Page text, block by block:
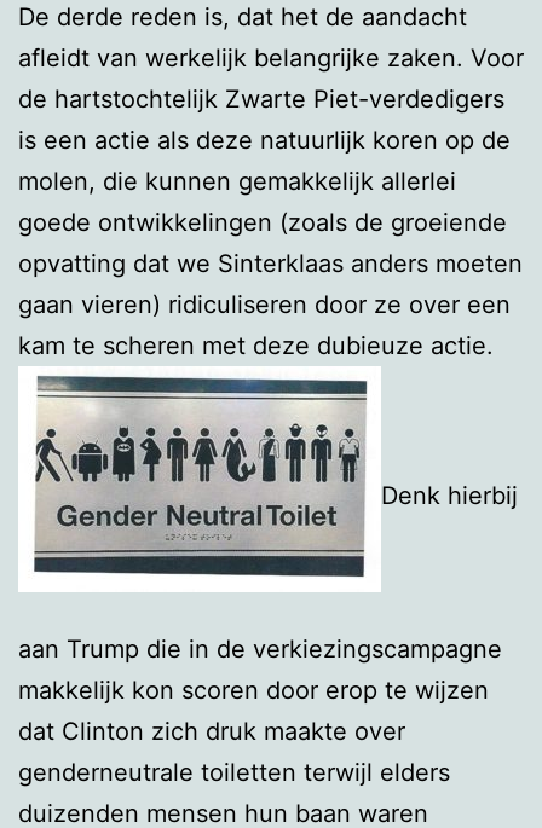
De derde reden is, dat het de aandacht
afleidt van werkelijk belangrijke zaken. Voor
de hartstochtelijk Zwarte Piet-verdedigers
is een actie als deze natuurlijk koren op de
molen, die kunnen gemakkelijk allerlei
goede ontwikkelingen (zoals de groeiende
opvatting dat we Sinterklaas anders moeten
gaan vieren) ridiculiseren door ze over een
kam te scheren met deze dubieuze actie.
Denk hierbij
aan Trump die in de verkiezingscampagne
makkelijk kon scoren door erop te wijzen
dat Clinton zich druk maakte over
genderneutrale toiletten terwijl elders
duizenden mensen hun baan waren